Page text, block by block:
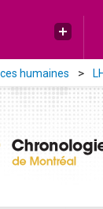
humaines